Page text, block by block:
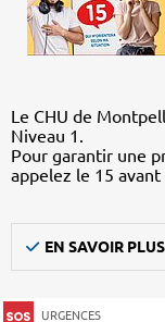
Le CHU de
Niveau 1.
Pour garantir une
appelez le 15
EN SAVOIR PLUS
URGENCES